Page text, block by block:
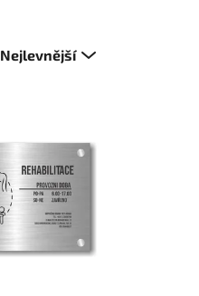
Nejlevnější